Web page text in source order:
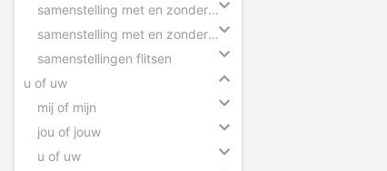
samenstelling met en zonder tussen-s
samenstelling met en zonder koppelteken
samenstellingen flitsen
u of uw
mij of mijn
jou of jouw
u of uw